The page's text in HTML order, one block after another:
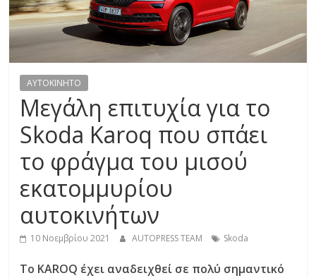
R
E
S
S
AYTOKINHTO
Mεγάλη επιτυχία για το
Skoda Karoq που σπάει
το φράγμα του μισού
εκατομμυρίου
αυτοκινήτων
10 Νοεμβρίου 2021 AUTOPRESS TEAM Skoda
To KAROQ έχει αναδειχθεί σε πολύ σημαντικό